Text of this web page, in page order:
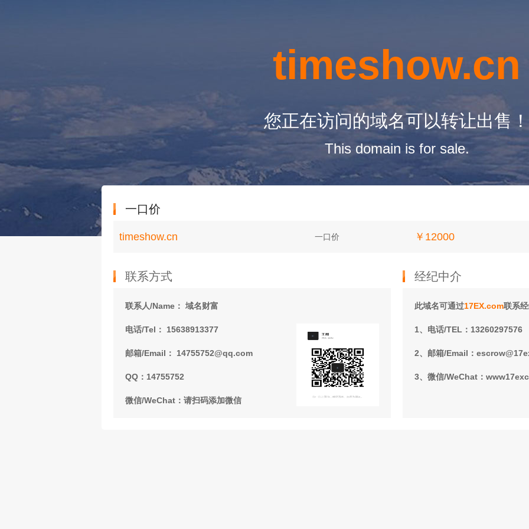
timeshow.cn
您正在访问的域名可以转让出售！
This domain is for sale.
一口价
timeshow.cn 一口价 ￥12000
联系方式
联系人/Name： 域名财富
电话/Tel： 15638913377
邮箱/Email： 14755752@qq.com
QQ：14755752
微信/WeChat：请扫码添加微信
经纪中介
此域名可通过17EX.com联系
1、电话/TEL：13260297576
2、邮箱/Email：
3、微信/WeChat：